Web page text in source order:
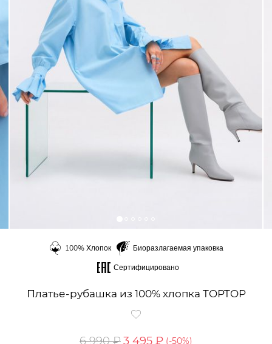
100% Хлопок
Биоразлагаемая упаковка
Сертифицировано
Платье-рубашка из 100% хлопка TOPTOP
6 990 ₽3 495 ₽ (-50%)